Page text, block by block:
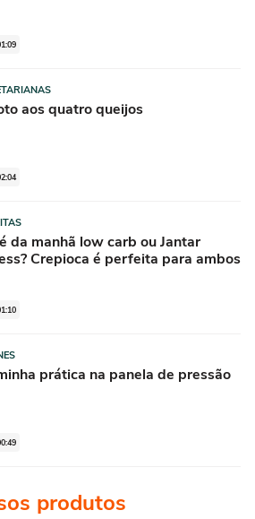
aos quatro queijos
da manhã low carb ou Jantar
Crepioca é perfeita para ambos
prática na panela de pressão
produtos